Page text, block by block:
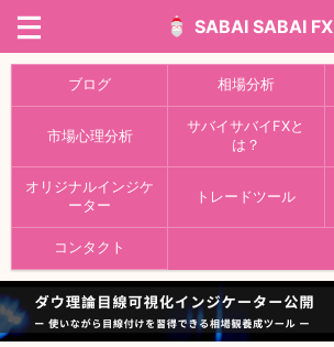
SABAI SABAI FX
ブログ 相場分析
市場心理分析
サバイサバイFXと
は？
オリジナルインジケ
ーター
トレードツール
コンタクト